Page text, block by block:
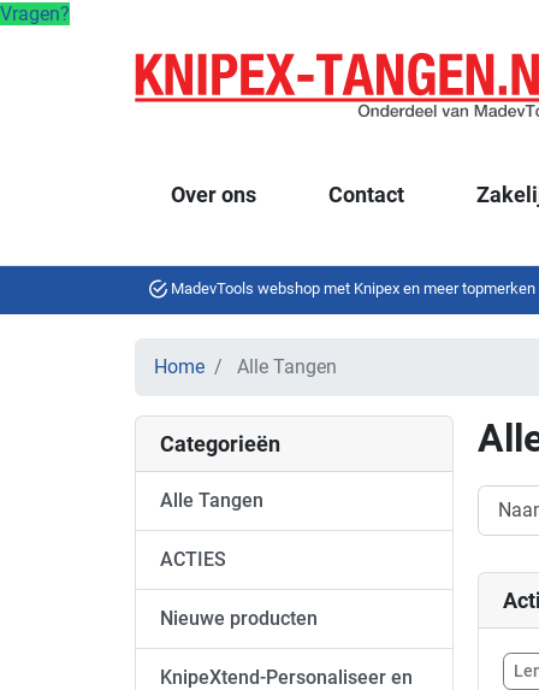
Vragen?
Over ons Contact
MadevTools webshop met Knipex en meer topmerken
Home Alle Tangen
Categorieën
Alle Tangen
ACTIES
Nieuwe producten
KnipeXtend-Personaliseer en